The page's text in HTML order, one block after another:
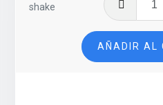
AÑADIR AL